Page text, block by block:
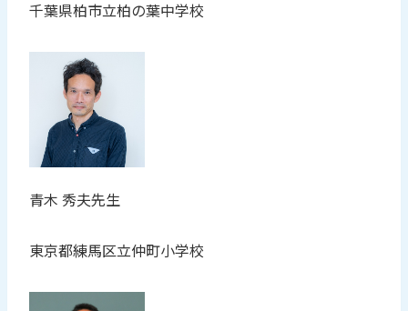
千葉県柏市立柏の葉中学校
青木 秀夫先生
東京都練馬区立仲町小学校